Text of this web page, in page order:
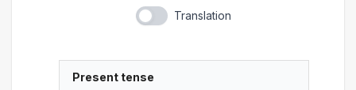
Translation
Present tense